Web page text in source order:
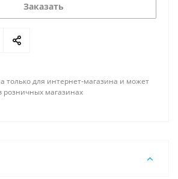
Заказать
только для интернет-магазина и может
розничных магазинах